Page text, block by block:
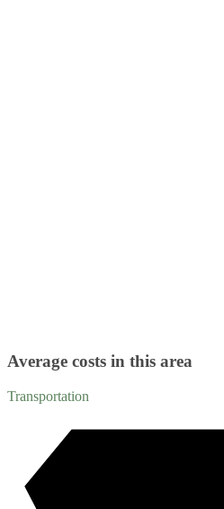
Average costs in this area
Transportation